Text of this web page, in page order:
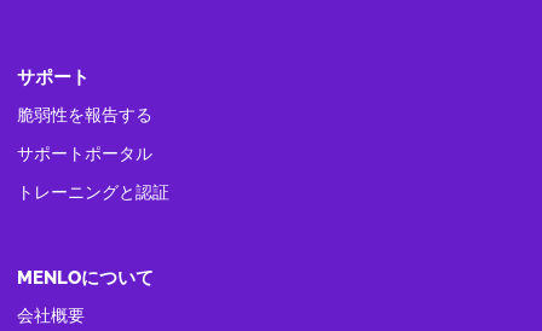
サポート
脆弱性を報告する
サポートポータル
トレーニングと認証
MENLOについて
会社概要